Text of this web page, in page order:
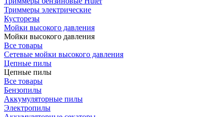
Триммеры электрические
Кусторезы
Мойки высокого давления
Мойки высокого давления
Все товары
Сетевые мойки высокого давления
Цепные пилы
Цепные пилы
Все товары
Бензопилы
Аккумуляторные пилы
Электропилы